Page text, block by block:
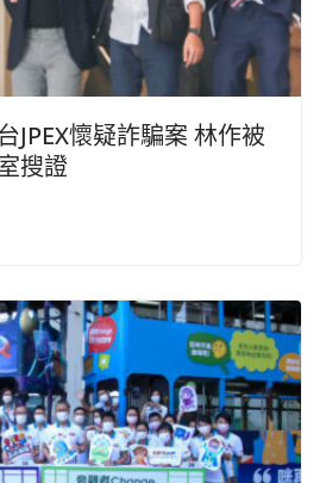
JPEX懷疑詐騙案 林作被
搜證